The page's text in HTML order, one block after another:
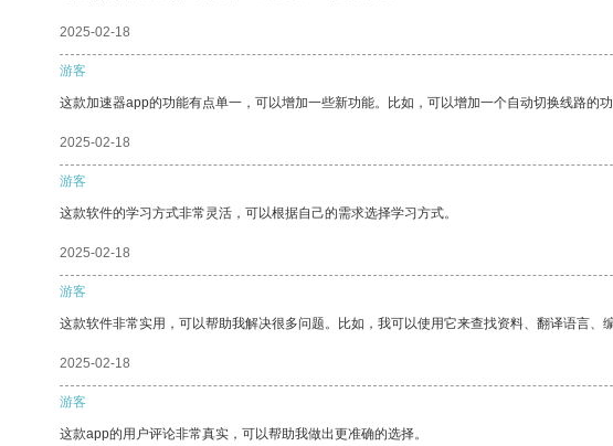
2025-02-18
游客
这款加速器app的功能有点单一，可以增加一些新功能。比如，可以增加一个自动切换线路的
2025-02-18
游客
这款软件的学习方式非常灵活，可以根据自己的需求选择学习方式。
2025-02-18
游客
这款软件非常实用，可以帮助我解决很多问题。比如，我可以使用它来查找资料、翻译语言、
2025-02-18
游客
这款app的用户评论非常真实，可以帮助我做出更准确的选择。